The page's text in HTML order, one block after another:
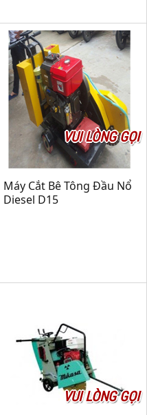
VUI LÒNG GỌI
Máy Cắt Bê Tông Đầu Nổ
Diesel D15
VUI LÒNG GỌI